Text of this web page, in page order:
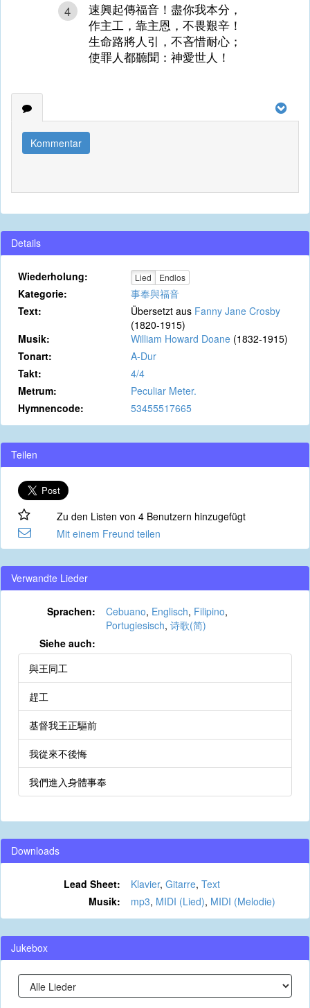
4
速興起傳福音！盡你我本分，
作主工，靠主恩，不畏艱辛！
生命路將人引，不吝惜耐心；
使罪人都聽聞：神愛世人！
Kommentar
Details
Wiederholung: Lied Endlos
Kategorie:
事奉與福音
Text:
Übersetzt aus Fanny Jane Crosby
(1820-1915)
Musik:
William Howard Doane (1832-1915)
Tonart:
A-Dur
Takt:
4/4
Metrum:
Peculiar Meter.
Hymnencode:
53455517665
Teilen
Zu den Listen von 4 Benutzern hinzugefügt
Mit einem Freund teilen
Verwandte Lieder
Sprachen: Cebuano, Englisch, Filipino,
Portugiesisch, 诗歌(简)
Siehe auch:
與王同工
趕工
基督我王正驅前
我從來不後悔
我們進入身體事奉
Downloads
Lead Sheet: Klavier, Gitarre, Text
Musik:
mp3, MIDI (Lied), MIDI (Melodie)
Jukebox